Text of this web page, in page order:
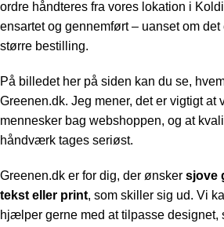
ordre håndteres fra vores lokation i
ensartet og gennemført – uanset om
større bestilling.
På billedet her på siden kan du se,
Greenen.dk. Jeg mener, det er vigtigt at
mennesker bag webshoppen, og at
håndværk tages seriøst.
Greenen.dk er for dig, der ønsker sjove
tekst eller print, som skiller sig ud. Vi
hjælper gerne med at tilpasse